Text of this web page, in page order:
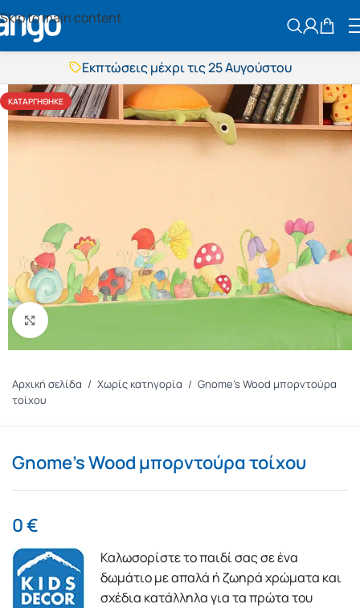
Skip to main content
Εκπτώσεις μέχρι τις 25 Αυγούστου
Δωρεάν μεταφορικά
BOXNOW αποστολή
Άμεση παράδοση
Εκπτώσεις μέχρι τις 25 Αυγούστου
Δωρεάν μεταφορικά
ΚΑΤΑΡΓΉΘΗΚΕ
Πατήστε για μεγέθυνση
Αρχική σελίδα / Χωρίς κατηγορία / Gnome’s Wood μπορντούρα
τοίχου
Gnome’s Wood μπορντούρα τοίχου
0€
Καλωσορίστε το παιδί σας σε ένα
δωμάτιο με απαλά ή ζωηρά χρώματα και
σχέδια κατάλληλα για τα πρώτα του